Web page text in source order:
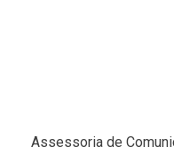
Assessoria de